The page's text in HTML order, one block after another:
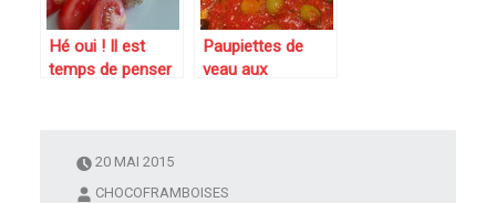
Hé oui ! Il est
temps de penser
de crudités
Paupiettes de
veau aux
20 MAI 2015
CHOCOFRAMBOISES